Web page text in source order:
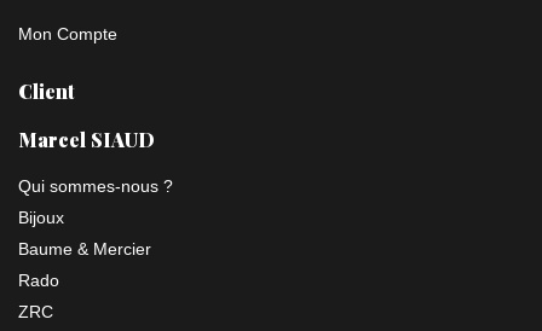
Mon Compte
Client
Marcel SIAUD
Qui sommes-nous ?
Bijoux
Baume & Mercier
Rado
ZRC